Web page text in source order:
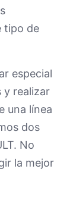
tipo de
especial
y realizar
una línea
dos
No
la mejor